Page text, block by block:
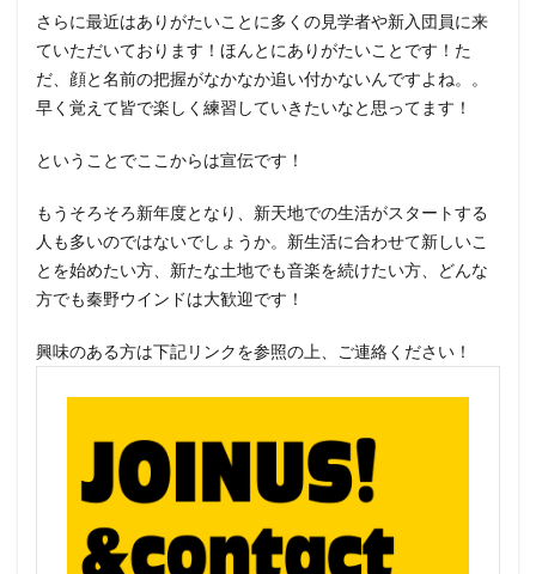
さらに最近はありがたいことに多くの見学者や新入団員に来
ていただいております！ほんとにありがたいことです！た
だ、顔と名前の把握がなかなか追い付かないんですよね。。
早く覚えて皆で楽しく練習していきたいなと思ってます！
ということでここからは宣伝です！
もうそろそろ新年度となり、新天地での生活がスタートする
人も多いのではないでしょうか。新生活に合わせて新しいこ
とを始めたい方、新たな土地でも音楽を続けたい方、どんな
方でも秦野ウインドは大歓迎です！
興味のある方は下記リンクを参照の上、ご連絡ください！